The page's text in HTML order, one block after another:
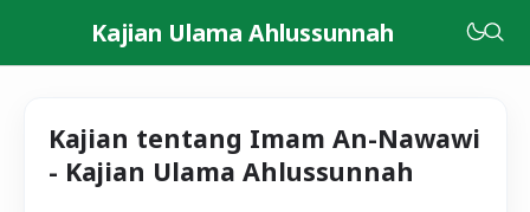
Kajian Ulama Ahlussunnah
Kajian tentang Imam An-Nawawi
- Kajian Ulama Ahlussunnah